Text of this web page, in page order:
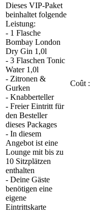
Dieses VIP-Paket
beinhaltet folgende
Leistung:
- 1 Flasche
Bombay London
Dry Gin 1,0l
- 3 Flaschen Tonic
Water 1,0l
- Zitronen &
Gurken
- Knabberteller
- Freier Eintritt für
den Besteller
dieses Packages
- In diesem
Angebot ist eine
Lounge mit bis zu
10 Sitzplätzen
enthalten
- Deine Gäste
benötigen eine
eigene
Eintrittskarte
Coût :